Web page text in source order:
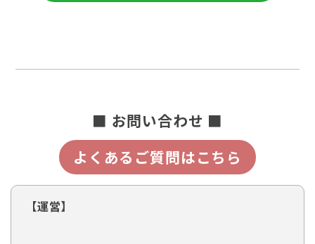
■ お問い合わせ ■
よくあるご質問はこちら
【運営】